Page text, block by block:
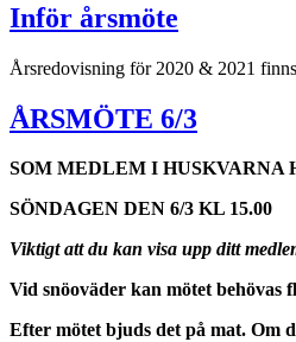
Inför årsmöte
Årsredovisning för 2020 & 2021
ÅRSMÖTE 6/3
SOM MEDLEM I HUSKVARNA
SÖNDAGEN DEN 6/3 KL 15.00
Viktigt att du kan visa upp ditt
Vid snöoväder kan mötet behövas
Efter mötet bjuds det på mat. Om